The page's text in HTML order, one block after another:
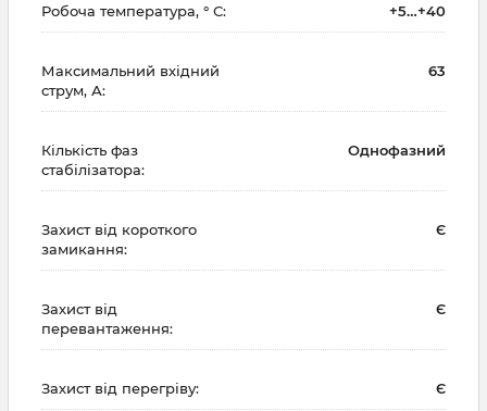
Робоча температура, ° С: +5…+40
Максимальний вхідний
струм, А:
63
Кількість фаз
стабілізатора:
Однофазний
Захист від короткого
замикання:
Є
Захист від
перевантаження:
Є
Захист від перегріву: Є